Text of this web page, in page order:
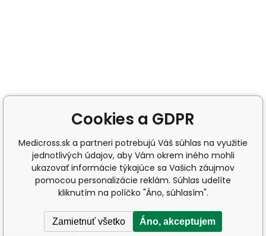
Cookies a GDPR
Medicross.sk a partneri potrebujú Váš súhlas na využitie
jednotlivých údajov, aby Vám okrem iného mohli
ukazovať informácie týkajúce sa Vašich záujmov
pomocou personalizácie reklám. Súhlas udelíte
kliknutím na políčko "Áno, súhlasím".
Zamietnuť všetko Áno, akceptujem